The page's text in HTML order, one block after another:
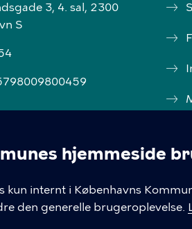
hjemmeside
kun internt i Københavns
den generelle brugeroplevelse.
3, 4. sal, 2300
S